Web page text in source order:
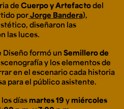
de Cuerpo y Artefactodel
porJorge Bandera),
diseñaron las
las luces.
Diseño formó un Semillero de
y los elementos de
en el escenario cada historia
para el público asistente.
días martes 19 y miércoles